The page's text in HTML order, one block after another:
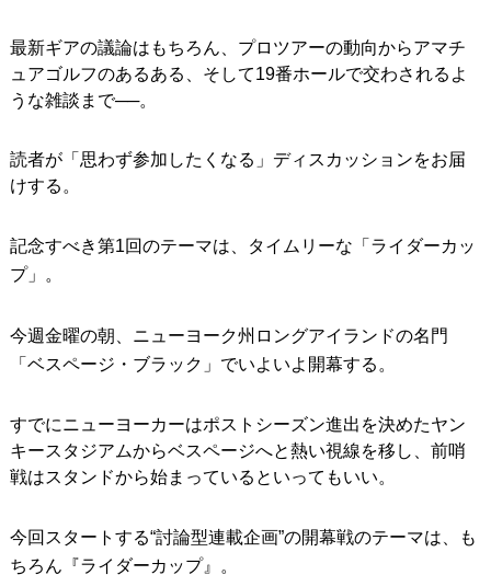
最新ギアの議論はもちろん、プロツアーの動向からアマチ
ュアゴルフのあるある、そして19番ホールで交わされるよ
うな雑談まで──。
読者が「思わず参加したくなる」ディスカッションをお届
けする。
記念すべき第1回のテーマは、タイムリーな「ライダーカッ
プ」。
今週金曜の朝、ニューヨーク州ロングアイランドの名門
「ベスページ・ブラック」でいよいよ開幕する。
すでにニューヨーカーはポストシーズン進出を決めたヤン
キースタジアムからベスページへと熱い視線を移し、前哨
戦はスタンドから始まっているといってもいい。
今回スタートする“討論型連載企画”の開幕戦のテーマは、も
ちろん『ライダーカップ』。
Our Team 私たちのチーム
ABOUT US MyGolfSpyJapanとは？